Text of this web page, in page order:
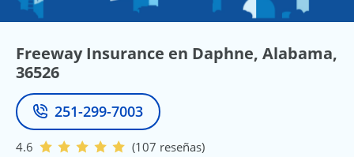
Freeway Insurance en Daphne, Alabama,
36526
Teléfono
251-299-7003
4.6 (107 reseñas)